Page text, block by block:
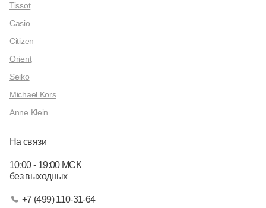
Tissot
Casio
Citizen
Orient
Seiko
Michael Kors
Anne Klein
На связи
10:00 - 19:00 МСК
без выходных
+7 (499) 110-31-64